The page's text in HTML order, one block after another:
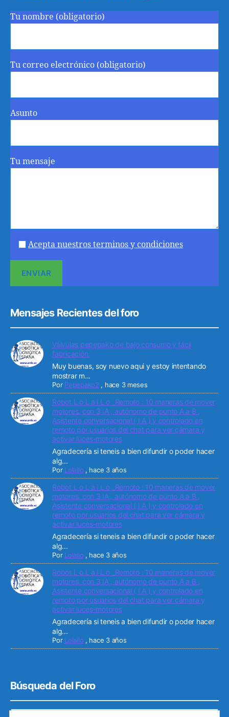
Tu nombre (obligatorio)
Tu correo electrónico (obligatorio)
Asunto
Tu mensaje
Acepta nuestros terminos y condiciones
Mensajes Recientes del foro
Válvulas pepepako de bajo consumo y fácil
fabricación.
Muy buenas, soy nuevo aqui y estoy intentando
mostrar m...
Por Pepepako2 , hace 3 meses
Robot L o L a i L o _Remoto : 10 maneras de mover
motores. con 3 IA , autónomo de punto A a B ,
Asistente conversacional ( I A ) y controlado en
remoto por usuarios del chat para ver cámara y
activar luces-motores
Agradecería si teneis a bien difundir o poder hacer
alg...
Por Lolailo , hace 3 años
Robot L o L a i L o _Remoto : 10 maneras de mover
motores. con 3 IA , autónomo de punto A a B ,
Asistente conversacional ( I A ) y controlado en
remoto por usuarios del chat para ver cámara y
activar luces-motores
Agradecería si teneis a bien difundir o poder hacer
alg...
Por Lolailo , hace 3 años
Robot L o L a i L o _Remoto : 10 maneras de mover
motores. con 3 IA , autónomo de punto A a B ,
Asistente conversacional ( I A ) y controlado en
remoto por usuarios del chat para ver cámara y
activar luces-motores
Agradecería si teneis a bien difundir o poder hacer
alg...
Por Lolailo , hace 3 años
Búsqueda del Foro